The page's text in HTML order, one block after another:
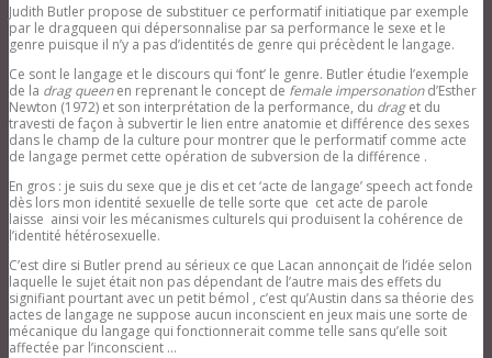
Judith Butler propose de substituer ce performatif initiatique par exemple
par le dragqueen qui dépersonnalise par sa performance le sexe et le
genre puisque il n’y a pas d’identités de genre qui précèdent le langage.
Ce sont le langage et le discours qui ‘font’ le genre. Butler étudie l’exemple
de la drag queenen reprenant le concept de female impersonationd’Esther
Newton (1972) et son interprétation de la performance, du draget du
travesti de façon à subvertir le lien entre anatomie et différence des sexes
dans le champ de la culture pour montrer que le performatif comme acte
de langage permet cette opération de subversion de la différence .
En gros : je suis du sexe que je dis et cet ‘acte de langage’ speech act fonde
dès lors mon identité sexuelle de telle sorte que cet acte de parole
laisse ainsi voir les mécanismes culturels qui produisent la cohérence de
l’identité hétérosexuelle.
C’est dire si Butler prend au sérieux ce que Lacan annonçait de l’idée selon
laquelle le sujet était non pas dépendant de l’autre mais des effets du
signifiant pourtant avec un petit bémol , c’est qu’Austin dans sa théorie des
actes de langage ne suppose aucun inconscient en jeux mais une sorte de
mécanique du langage qui fonctionnerait comme telle sans qu’elle soit
affectée par l’inconscient …